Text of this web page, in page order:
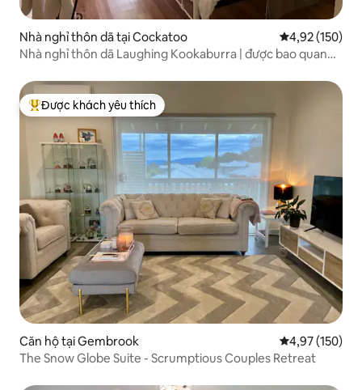
Nhà nghỉ thôn dã tại Cockatoo Xếp hạng
4,92 (150)
Nhà nghỉ thôn dã Laughing Kookaburra | được bao quanh
Được khách yêu thích nhất
Được khách yêu thích
Căn hộ tại Gembrook Xếp hạng
4,97 (150)
The Snow Globe Suite - Scrumptious Couples Retreat